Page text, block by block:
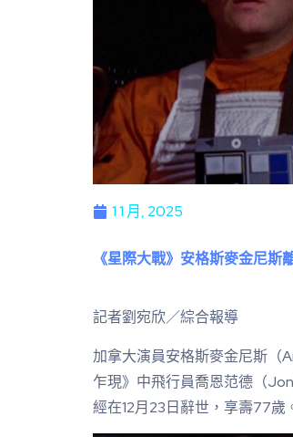
1 1 月, 2025
《星際大戰》安格斯麥金尼
記者劉宛欣／綜合報導
加拿大演員安格斯麥金尼斯（
乍現》中飛行員喬恩范德（
經在12月23日辭世，享壽77歲